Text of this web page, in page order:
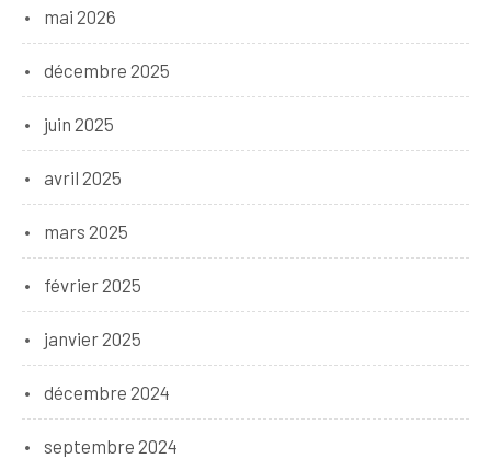
mai 2026
décembre 2025
juin 2025
avril 2025
mars 2025
février 2025
janvier 2025
décembre 2024
septembre 2024